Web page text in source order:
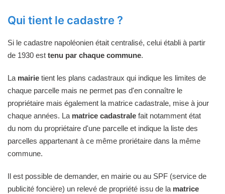
Qui tient le cadastre ?
Si le cadastre napoléonien était centralisé, celui établi à partir
de 1930 est tenu par chaque commune.
La mairie tient les plans cadastraux qui indique les limites de
chaque parcelle mais ne permet pas d'en connaître le
propriétaire mais également la matrice cadastrale, mise à jour
chaque années. La matrice cadastrale fait notamment état
du nom du propriétaire d'une parcelle et indique la liste des
parcelles appartenant à ce même proriétaire dans la même
commune.
Il est possible de demander, en mairie ou au SPF (service de
publicité foncière) un relevé de propriété issu de la matrice